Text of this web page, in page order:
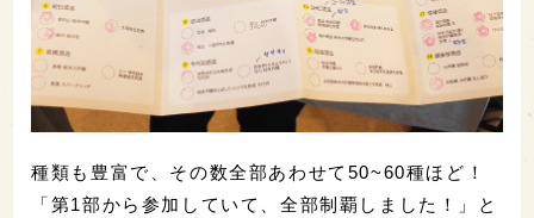
種類も豊富で、その数全部あわせて50~60種ほど！
「第1部から参加していて、全部制覇しました！」と